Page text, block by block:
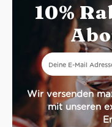
10%
Wir versenden
mit unseren